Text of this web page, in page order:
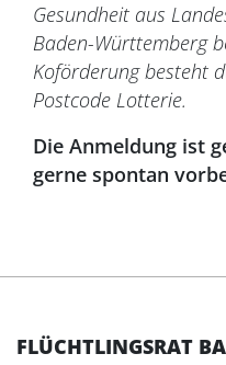
Gesundheit aus
Baden-Württemberg
Koförderung besteht
Postcode Lotterie.
Die Anmeldung ist
gerne spontan
FLÜCHTLINGSRAT